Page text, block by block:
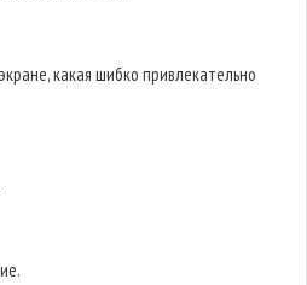
какая шибко привлекательно